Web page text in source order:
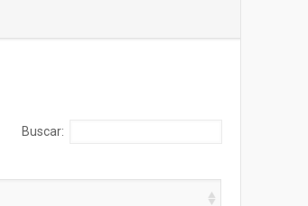
Buscar: